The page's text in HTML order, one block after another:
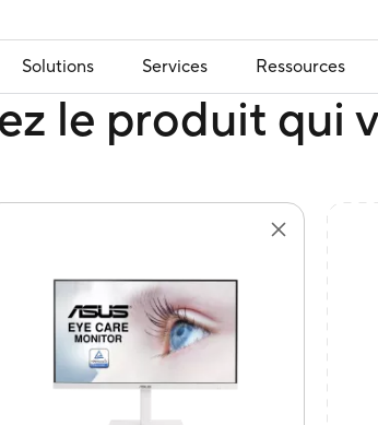
Solutions Services Ressources
le produit qui